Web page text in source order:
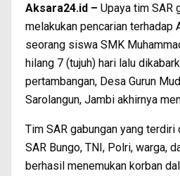
Aksara24.id – Upaya tim SAR
melakukan pencarian terhadap
seorang siswa SMK
hilang 7 (tujuh) hari lalu
pertambangan, Desa Gurun
Sarolangun, Jambi akhirnya
Tim SAR gabungan yang
SAR Bungo, TNI, Polri, warga,
berhasil menemukan korban